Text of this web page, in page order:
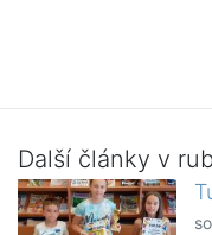
Další články v